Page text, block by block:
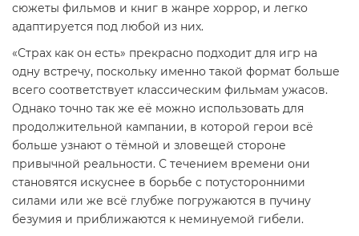
сюжеты фильмов и книг в жанре хоррор, и легко
адаптируется под любой из них.
«Страх как он есть» прекрасно подходит для игр на
одну встречу, поскольку именно такой формат больше
всего соответствует классическим фильмам ужасов.
Однако точно так же её можно использовать для
продолжительной кампании, в которой герои всё
больше узнают о тёмной и зловещей стороне
привычной реальности. С течением времени они
становятся искуснее в борьбе с потусторонними
силами или же всё глубже погружаются в пучину
безумия и приближаются к неминуемой гибели.